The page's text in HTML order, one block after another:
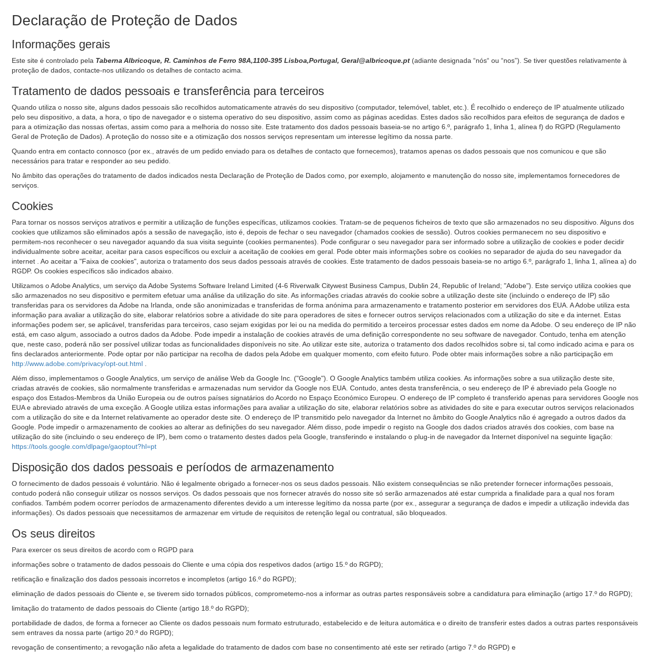
Declaração de Proteção de Dados
Informações gerais
Este site é controlado pela Taberna Albricoque, R. Caminhos de Ferro 98A,1100-395 Lisboa,Portugal, Geral@albricoque.pt (adiante designada “nós“ ou “nos”). Se tiver questões relativamente à
proteção de dados, contacte-nos utilizando os detalhes de contacto acima.
Tratamento de dados pessoais e transferência para terceiros
Quando utiliza o nosso site, alguns dados pessoais são recolhidos automaticamente através do seu dispositivo (computador, telemóvel, tablet, etc.). É recolhido o endereço de IP atualmente utilizado
pelo seu dispositivo, a data, a hora, o tipo de navegador e o sistema operativo do seu dispositivo, assim como as páginas acedidas. Estes dados são recolhidos para efeitos de segurança de dados e
para a otimização das nossas ofertas, assim como para a melhoria do nosso site. Este tratamento dos dados pessoais baseia-se no artigo 6.º, parágrafo 1, linha 1, alínea f) do RGPD (Regulamento
Geral de Proteção de Dados). A proteção do nosso site e a otimização dos nossos serviços representam um interesse legítimo da nossa parte.
Quando entra em contacto connosco (por ex., através de um pedido enviado para os detalhes de contacto que fornecemos), tratamos apenas os dados pessoais que nos comunicou e que são
necessários para tratar e responder ao seu pedido.
No âmbito das operações do tratamento de dados indicados nesta Declaração de Proteção de Dados como, por exemplo, alojamento e manutenção do nosso site, implementamos fornecedores de
serviços.
Cookies
Para tornar os nossos serviços atrativos e permitir a utilização de funções específicas, utilizamos cookies. Tratam-se de pequenos ficheiros de texto que são armazenados no seu dispositivo. Alguns dos
cookies que utilizamos são eliminados após a sessão de navegação, isto é, depois de fechar o seu navegador (chamados cookies de sessão). Outros cookies permanecem no seu dispositivo e
permitem-nos reconhecer o seu navegador aquando da sua visita seguinte (cookies permanentes). Pode configurar o seu navegador para ser informado sobre a utilização de cookies e poder decidir
individualmente sobre aceitar, aceitar para casos específicos ou excluir a aceitação de cookies em geral. Pode obter mais informações sobre os cookies no separador de ajuda do seu navegador da
internet . Ao aceitar a "Faixa de cookies", autoriza o tratamento dos seus dados pessoais através de cookies. Este tratamento de dados pessoais baseia-se no artigo 6.º, parágrafo 1, linha 1, alínea a) do
RGDP. Os cookies específicos são indicados abaixo.
Utilizamos o Adobe Analytics, um serviço da Adobe Systems Software Ireland Limited (4-6 Riverwalk Citywest Business Campus, Dublin 24, Republic of Ireland; "Adobe"). Este serviço utiliza cookies que
são armazenados no seu dispositivo e permitem efetuar uma análise da utilização do site. As informações criadas através do cookie sobre a utilização deste site (incluindo o endereço de IP) são
transferidas para os servidores da Adobe na Irlanda, onde são anonimizadas e transferidas de forma anónima para armazenamento e tratamento posterior em servidores dos EUA. A Adobe utiliza esta
informação para avaliar a utilização do site, elaborar relatórios sobre a atividade do site para operadores de sites e fornecer outros serviços relacionados com a utilização do site e da internet. Estas
informações podem ser, se aplicável, transferidas para terceiros, caso sejam exigidas por lei ou na medida do permitido a terceiros processar estes dados em nome da Adobe. O seu endereço de IP não
está, em caso algum, associado a outros dados da Adobe. Pode impedir a instalação de cookies através de uma definição correspondente no seu software de navegador. Contudo, tenha em atenção
que, neste caso, poderá não ser possível utilizar todas as funcionalidades disponíveis no site. Ao utilizar este site, autoriza o tratamento dos dados recolhidos sobre si, tal como indicado acima e para os
fins declarados anteriormente. Pode optar por não participar na recolha de dados pela Adobe em qualquer momento, com efeito futuro. Pode obter mais informações sobre a não participação em
http://www.adobe.com/privacy/opt-out.html
Além disso, implementamos o Google Analytics, um serviço de análise Web da Google Inc. ("Google"). O Google Analytics também utiliza cookies. As informações sobre a sua utilização deste site,
criadas através de cookies, são normalmente transferidas e armazenadas num servidor da Google nos EUA. Contudo, antes desta transferência, o seu endereço de IP é abreviado pela Google no
espaço dos Estados-Membros da União Europeia ou de outros países signatários do Acordo no Espaço Económico Europeu. O endereço de IP completo é transferido apenas para servidores Google nos
EUA e abreviado através de uma exceção. A Google utiliza estas informações para avaliar a utilização do site, elaborar relatórios sobre as atividades do site e para executar outros serviços relacionados
com a utilização do site e da Internet relativamente ao operador deste site. O endereço de IP transmitido pelo navegador da Internet no âmbito do Google Analytics não é agregado a outros dados da
Google. Pode impedir o armazenamento de cookies ao alterar as definições do seu navegador. Além disso, pode impedir o registo na Google dos dados criados através dos cookies, com base na
utilização do site (incluindo o seu endereço de IP), bem como o tratamento destes dados pela Google, transferindo e instalando o plug-in de navegador da Internet disponível na seguinte ligação:
https://tools.google.com/dlpage/gaoptout?hl=pt
Disposição dos dados pessoais e períodos de armazenamento
O fornecimento de dados pessoais é voluntário. Não é legalmente obrigado a fornecer-nos os seus dados pessoais. Não existem consequências se não pretender fornecer informações pessoais,
contudo poderá não conseguir utilizar os nossos serviços. Os dados pessoais que nos fornecer através do nosso site só serão armazenados até estar cumprida a finalidade para a qual nos foram
confiados. Também podem ocorrer períodos de armazenamento diferentes devido a um interesse legítimo da nossa parte (por ex., assegurar a segurança de dados e impedir a utilização indevida das
informações). Os dados pessoais que necessitamos de armazenar em virtude de requisitos de retenção legal ou contratual, são bloqueados.
Os seus direitos
Para exercer os seus direitos de acordo com o RGPD para
informações sobre o tratamento de dados pessoais do Cliente e uma cópia dos respetivos dados (artigo 15.º do RGPD);
retificação e finalização dos dados pessoais incorretos e incompletos (artigo 16.º do RGPD);
eliminação de dados pessoais do Cliente e, se tiverem sido tornados públicos, comprometemo-nos a informar as outras partes responsáveis sobre a candidatura para eliminação (artigo 17.º do RGPD);
limitação do tratamento de dados pessoais do Cliente (artigo 18.º do RGPD);
portabilidade de dados, de forma a fornecer ao Cliente os dados pessoais num formato estruturado, estabelecido e de leitura automática e o direito de transferir estes dados a outras partes responsáveis
sem entraves da nossa parte (artigo 20.º do RGPD);
revogação de consentimento; a revogação não afeta a legalidade do tratamento de dados com base no consentimento até este ser retirado (artigo 7.º do RGPD) e